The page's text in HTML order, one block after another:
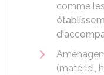
comme les
(matériel,